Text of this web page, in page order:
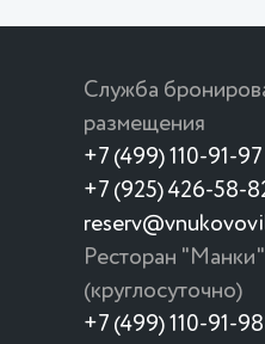
Служба
размещения
+7 (499) 110-91-97
+7 (925) 426-58-
Ресторан "Манки"
(круглосуточно)
+7 (499) 110-91-